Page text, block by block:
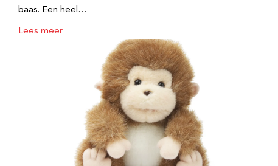
baas. Een heel…
Lees meer